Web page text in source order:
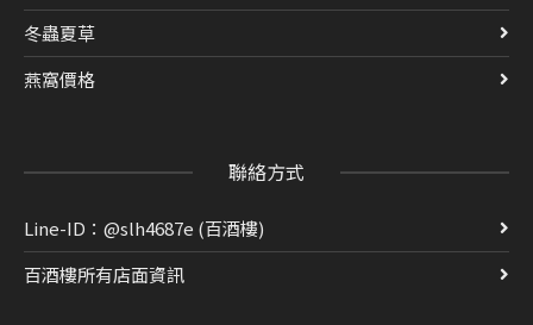
冬蟲夏草
燕窩價格
聯絡方式
Line-ID：@slh4687e (百酒樓)
百酒樓所有店面資訊